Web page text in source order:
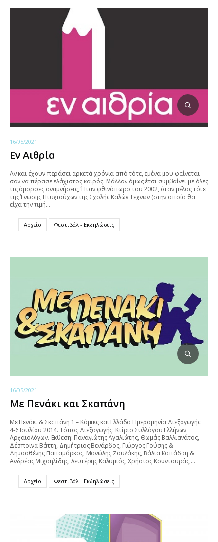
16/05/2021
Εν Αιθρία
Αν και έχουν περάσει αρκετά χρόνια από τότε, εμένα μου φαίνεται
σαν να πέρασε ελάχιστος καιρός. Μάλλον όμως έτσι συμβαίνει με όλες
τις όμορφες αναμνήσεις, Ήταν φθινόπωρο του 2002, όταν μέλος τότε
της Ένωσης Πτυχιούχων της Σχολής Καλών Τεχνών (στην οποία θα
είχα την τιμή…
Αρχείο Φεστιβάλ - Εκδηλώσεις
16/05/2021
Με Πενάκι και Σκαπάνη
Με Πενάκι & Σκαπάνη 1 – Κόμικς και Ελλάδα Ημερομηνία Διεξαγωγής:
4-6 Ιουλίου 2014. Τόπος Διεξαγωγής: Κτίριο Συλλόγου Ελλήνων
Αρχαιολόγων. Έκθεση: Παναγιώτης Αγαλιώτης, Θωμάς Βαλλιανάτος,
Δέσποινα Βάττη, Δημήτριος Βενάρδος, Γιώργος Γούσης &
Δημοσθένης Παπαμάρκος, Μανώλης Ζουλάκης, Βάλια Καπάδαη &
Ανδρέας Μιχαηλίδης, Λευτέρης Καλυμιός, Χρήστος Κουντουράς,…
Αρχείο Φεστιβάλ - Εκδηλώσεις